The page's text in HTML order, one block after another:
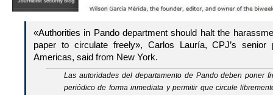
«Authorities in Pando department should halt the
paper to circulate freely», Carlos Lauría, CPJ’s senior
Americas, said from New York.
Las autoridades del departamento de Pando deben poner
periódico de forma inmediata y permitir que circule